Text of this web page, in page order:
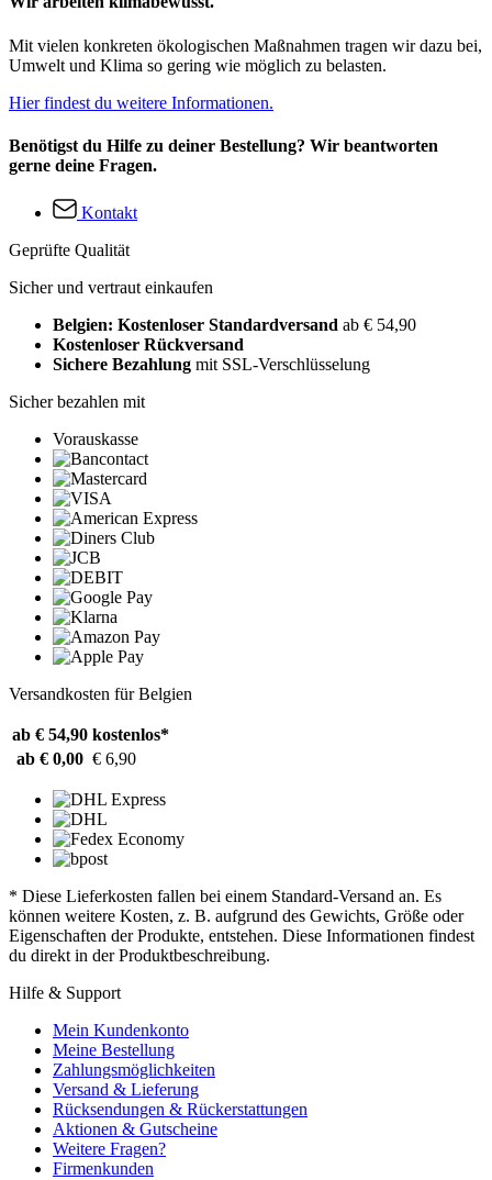
Mit vielen konkreten ökologischen Maßnahmen tragen wir dazu bei,
Umwelt und Klima so gering wie möglich zu belasten.
Hier findest du weitere Informationen.
Benötigst du Hilfe zu deiner Bestellung? Wir beantworten
gerne deine Fragen.
Kontakt
Geprüfte Qualität
Sicher und vertraut einkaufen
Belgien: Kostenloser Standardversand ab € 54,90
Kostenloser Rückversand
Sichere Bezahlung mit SSL-Verschlüsselung
Sicher bezahlen mit
Vorauskasse
Versandkosten für Belgien
ab € 54,90 kostenlos*
ab € 0,00 € 6,90
* Diese Lieferkosten fallen bei einem Standard-Versand an. Es
können weitere Kosten, z. B. aufgrund des Gewichts, Größe oder
Eigenschaften der Produkte, entstehen. Diese Informationen findest
du direkt in der Produktbeschreibung.
Hilfe & Support
Mein Kundenkonto
Meine Bestellung
Zahlungsmöglichkeiten
Versand & Lieferung
Rücksendungen & Rückerstattungen
Aktionen & Gutscheine
Weitere Fragen?
Firmenkunden